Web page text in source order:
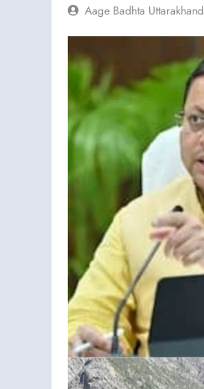
Aage Badhta Uttarakhand